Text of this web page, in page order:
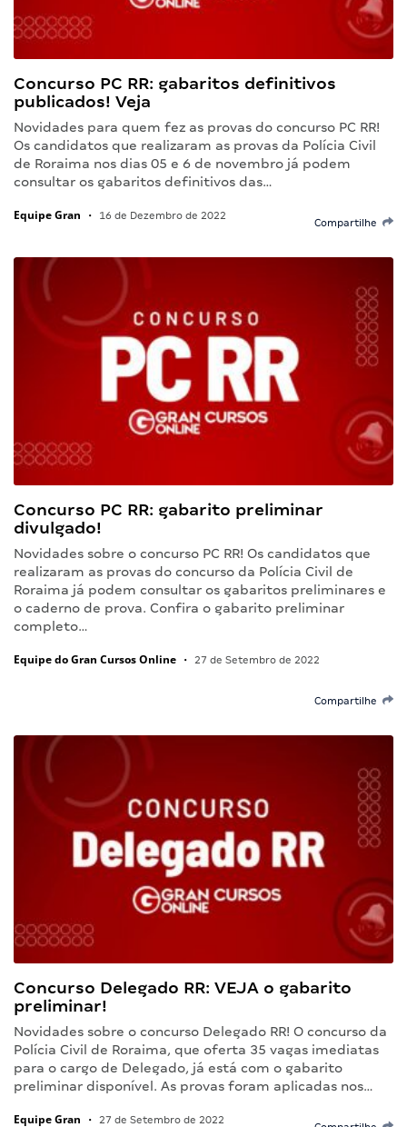
Concurso PC RR: gabaritos definitivos
publicados! Veja
Novidades para quem fez as provas do concurso PC RR!
Os candidatos que realizaram as provas da Polícia Civil
de Roraima nos dias 05 e 6 de novembro já podem
consultar os gabaritos definitivos das…
Equipe Gran • 16 de Dezembro de 2022
Compartilhe
Concurso PC RR: gabarito preliminar
divulgado!
Novidades sobre o concurso PC RR! Os candidatos que
realizaram as provas do concurso da Polícia Civil de
Roraima já podem consultar os gabaritos preliminares e
o caderno de prova. Confira o gabarito preliminar
completo…
Equipe do Gran Cursos Online • 27 de Setembro de 2022
Compartilhe
Concurso Delegado RR: VEJA o gabarito
preliminar!
Novidades sobre o concurso Delegado RR! O concurso da
Polícia Civil de Roraima, que oferta 35 vagas imediatas
para o cargo de Delegado, já está com o gabarito
preliminar disponível. As provas foram aplicadas nos…
Equipe Gran • 27 de Setembro de 2022